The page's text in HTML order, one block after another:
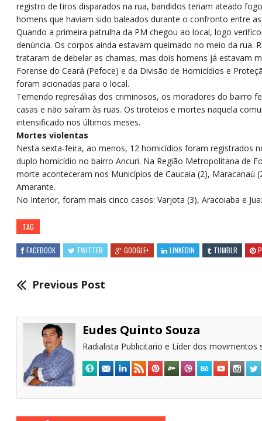
registro de tiros disparados na rua, bandidos teriam ateado
homens que haviam sido baleados durante o confronto entre
Quando a primeira patrulha da PM chegou ao local, logo
denúncia. Os corpos ainda estavam queimado no meio da rua.
trataram de debelar as chamas, mas dois homens já estavam
Forense do Ceará (Pefoce) e da Divisão de Homicídios e
foram acionadas para o local.
Temendo represálias dos criminosos, os moradores do bairro
casas e não saíram às ruas. Os tiroteios e mortes naquela
intensificado nos últimos meses.
Mortes violentas
Nesta sexta-feira, ao menos, 12 homicídios foram registrados
duplo homicídio no bairro Ancuri. Na Região Metropolitana de
morte aconteceram nos Municípios de Caucaia (2), Maracanaú
Amarante.
No Interior, foram mais cinco casos: Varjota (3), Aracoiaba e
TAG
FACEBOOK TWITTER GOOGLE+ LINKEDIN TUMBLR
Previous Post
Eudes Quinto Souza
Radialista Publicitario e Líder dos movimentos